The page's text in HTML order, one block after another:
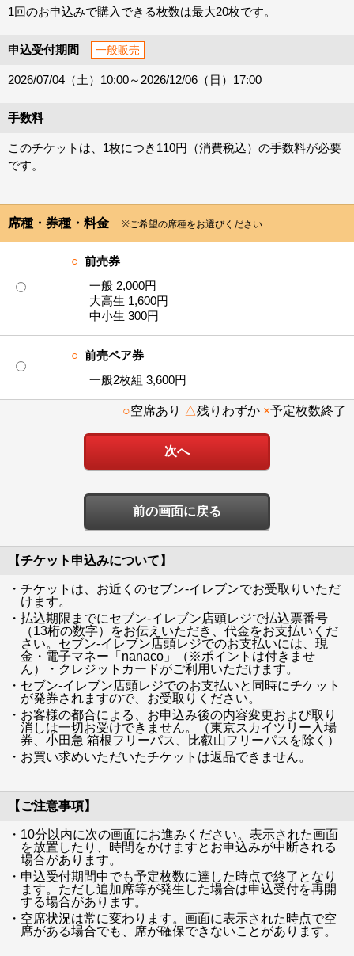
1回のお申込みで購入できる枚数は最大20枚です。
申込受付期間 一般販売
2026/07/04（土）10:00～2026/12/06（日）17:00
手数料
このチケットは、1枚につき110円（消費税込）の手数料が必要
です。
席種・券種・料金 ※ご希望の席種をお選びください
○ 前売券
一般 2,000円
大高生 1,600円
中小生 300円
○ 前売ペア券
一般2枚組 3,600円
○空席あり △残りわずか ×予定枚数終了
前の画面に戻る
【チケット申込みについて】
・チケットは、お近くのセブン-イレブンでお受取りいただ
けます。
・払込期限までにセブン-イレブン店頭レジで払込票番号
（13桁の数字）をお伝えいただき、代金をお支払いくだ
さい。セブン-イレブン店頭レジでのお支払いには、現
金・電子マネー「nanaco」（※ポイントは付きませ
ん）・クレジットカードがご利用いただけます。
・セブン-イレブン店頭レジでのお支払いと同時にチケット
が発券されますので、お受取りください。
・お客様の都合による、お申込み後の内容変更および取り
消しは一切お受けできません。（東京スカイツリー入場
券、小田急 箱根フリーパス、比叡山フリーパスを除く）
・お買い求めいただいたチケットは返品できません。
【ご注意事項】
・10分以内に次の画面にお進みください。表示された画面
を放置したり、時間をかけますとお申込みが中断される
場合があります。
・申込受付期間中でも予定枚数に達した時点で終了となり
ます。ただし追加席等が発生した場合は申込受付を再開
する場合があります。
・空席状況は常に変わります。画面に表示された時点で空
席がある場合でも、席が確保できないことがあります。